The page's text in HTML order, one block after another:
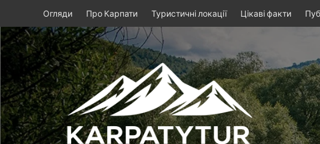
content
Огляди Про Карпати Туристичні локації Цікаві факти